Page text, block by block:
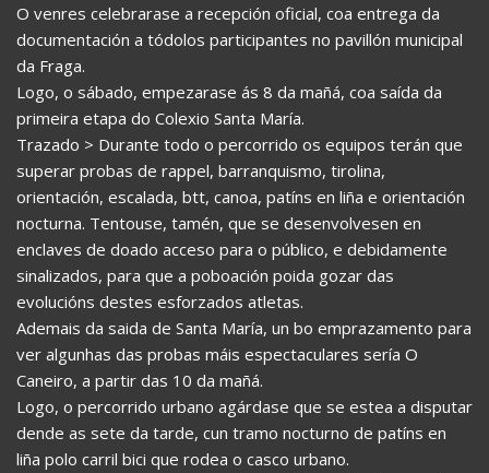
O venres celebrarase a recepción oficial, coa entrega da
documentación a tódolos participantes no pavillón municipal
da Fraga.
Logo, o sábado, empezarase ás 8 da mañá, coa saída da
primeira etapa do Colexio Santa María.
Trazado > Durante todo o percorrido os equipos terán que
superar probas de rappel, barranquismo, tirolina,
orientación, escalada, btt, canoa, patíns en liña e orientación
nocturna. Tentouse, tamén, que se desenvolvesen en
enclaves de doado acceso para o público, e debidamente
sinalizados, para que a poboación poida gozar das
evolucións destes esforzados atletas.
Ademais da saida de Santa María, un bo emprazamento para
ver algunhas das probas máis espectaculares sería O
Caneiro, a partir das 10 da mañá.
Logo, o percorrido urbano agárdase que se estea a disputar
dende as sete da tarde, cun tramo nocturno de patíns en
liña polo carril bici que rodea o casco urbano.